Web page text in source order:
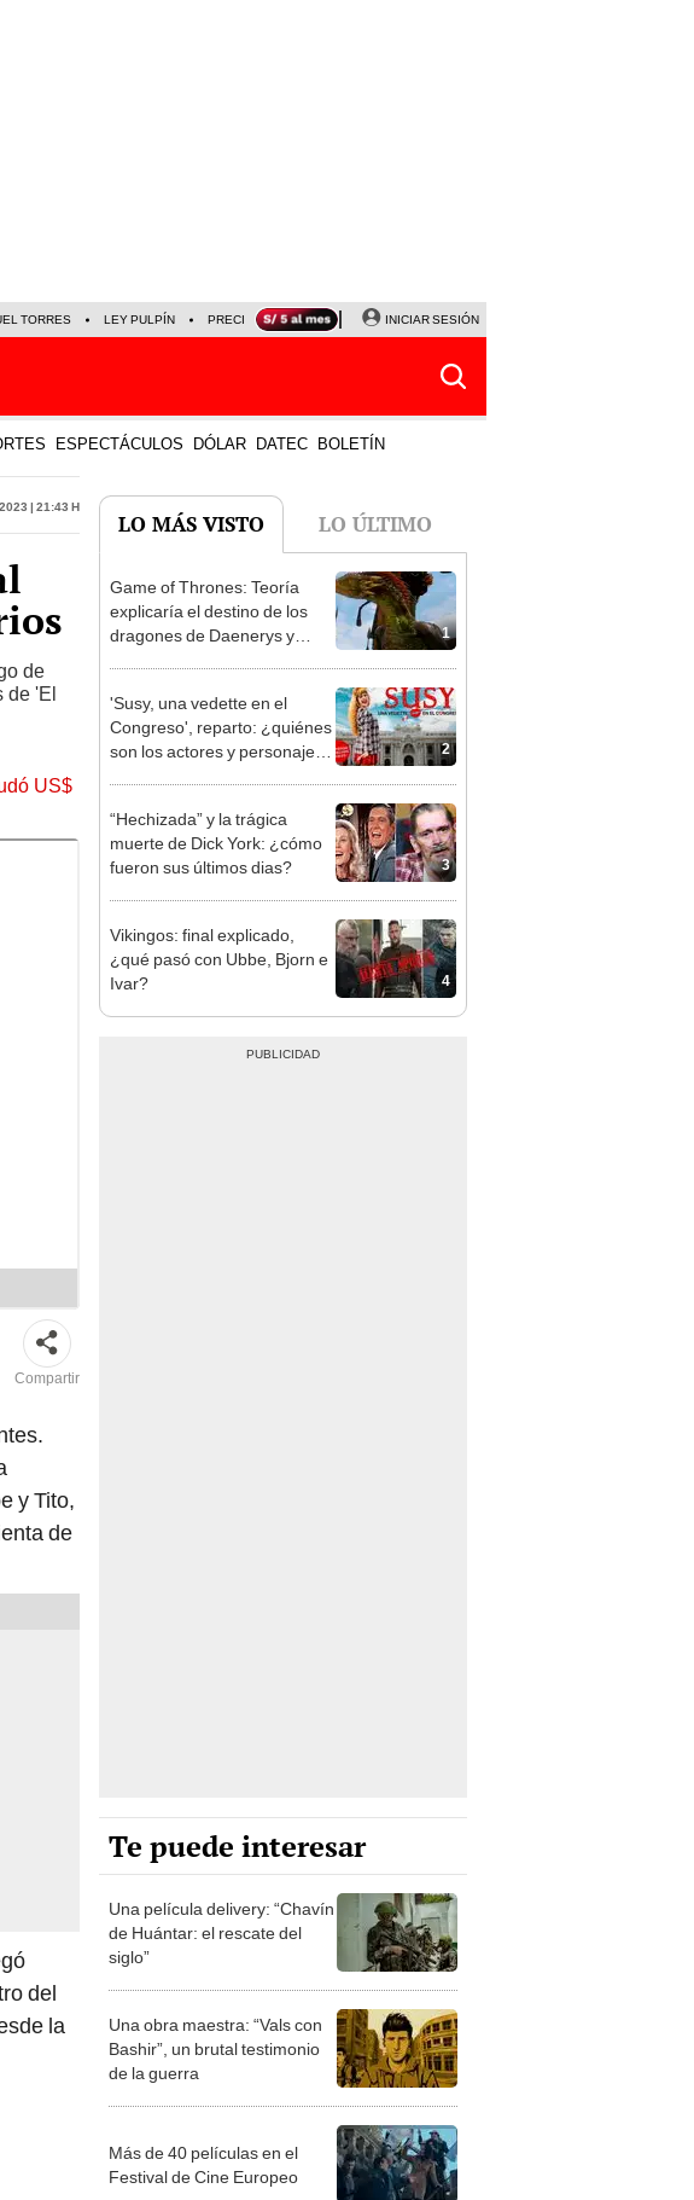
TORRES LEY PULPÍN PRECIO DEL DÓLAR CORTE DE LUZ VIERNES 7 DE AGOSTO
INICIAR SESIÓN
ESPECTÁCULOS DÓLAR DATEC BOLETÍN
| 21:43 h
de
de 'El
US$
Compartir
y Tito,
de
del
la
LO MÁS VISTO LO ÚLTIMO
1
Game of Thrones: Teoría
explicaría el destino de los
dragones de Daenerys y
2
'Susy, una vedette en el
Congreso', reparto: ¿quiénes
son los actores y personajes
3
“Hechizada” y la trágica
muerte de Dick York: ¿cómo
fueron sus últimos dias?
4
Vikingos: final explicado,
¿qué pasó con Ubbe, Bjorn e
Ivar?
Te puede interesar
Una película delivery: “Chavín
de Huántar: el rescate del
siglo”
Una obra maestra: “Vals con
Bashir”, un brutal testimonio
de la guerra
Más de 40 películas en el
Festival de Cine Europeo